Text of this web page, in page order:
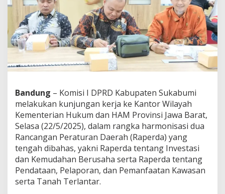
a
h
a
s
H
a
o
n
i
s
a
s
R
p
e
Bandung – Komisi I DPRD Kabupaten Sukabumi
melakukan kunjungan kerja ke Kantor Wilayah
Kementerian Hukum dan HAM Provinsi Jawa Barat,
Selasa (22/5/2025), dalam rangka harmonisasi dua
Rancangan Peraturan Daerah (Raperda) yang
tengah dibahas, yakni Raperda tentang Investasi
dan Kemudahan Berusaha serta Raperda tentang
Pendataan, Pelaporan, dan Pemanfaatan Kawasan
serta Tanah Terlantar.